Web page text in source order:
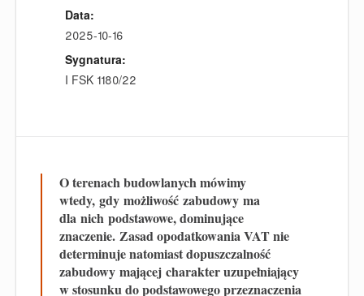
Data:
2025-10-16
Sygnatura:
I FSK 1180/22
O terenach budowlanych mówimy
wtedy, gdy możliwość zabudowy ma
dla nich podstawowe, dominujące
znaczenie. Zasad opodatkowania VAT nie
determinuje natomiast dopuszczalność
zabudowy mającej charakter uzupełniający
w stosunku do podstawowego przeznaczenia